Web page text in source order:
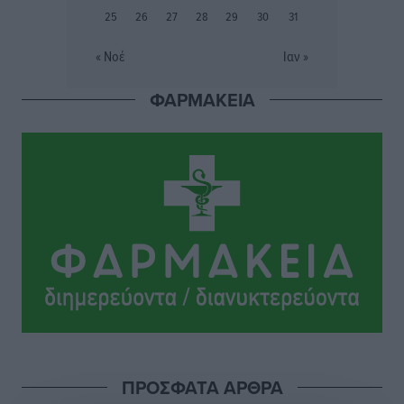
Αθλητικά• πριν 7 ώρες
Σι Τζέι Χάρις: «Να πανηγυρίσουμε πολλές νίκες μαζί»
Αθλητικά • πριν 8 ώρες
Ροδήλιος: Ο απολογισμός από το Πανελλήνιο
Πρωτάθλημα Πίστας
25
26 27 28 29 30 31
« Νοέ Ιαν »
ΦΑΡΜΑΚΕΙΑ
ΠΡΟΣΦΑΤΑ ΑΡΘΡΑ